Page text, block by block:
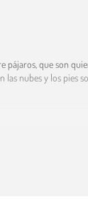
pájaros, que son
nubes y los pies